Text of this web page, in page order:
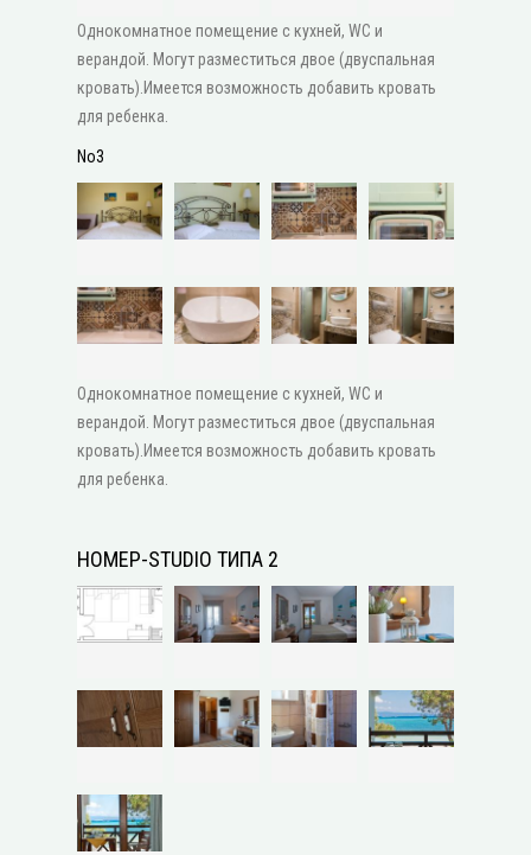
Однокомнатное помещение с кухней, WC и
верандой. Могут разместиться двое (двуспальная
кровать).Имеется возможность добавить кровать
для ребенка.
No3
Однокомнатное помещение с кухней, WC и
верандой. Могут разместиться двое (двуспальная
кровать).Имеется возможность добавить кровать
для ребенка.
НОМЕР-STUDIO ТИПА 2